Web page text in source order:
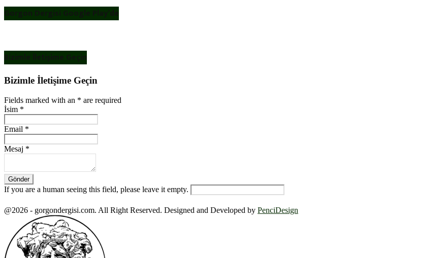
Gorgon Dergisi Google Play’de
Bizimle İletişime Geçin
Bizimle İletişime Geçin
Fields marked with an * are required
İsim *
Email *
Mesaj *
If you are a human seeing this field, please leave it empty.
@2026 - gorgondergisi.com. All Right Reserved. Designed and Developed by PenciDesign